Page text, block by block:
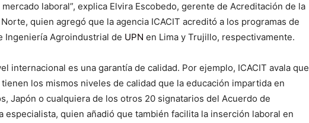
laboral”, explica Elvira Escobedo, gerente de Acreditación de la
quien agregó que la agencia ICACIT acreditó a los programas de
Ingeniería Agroindustrial de UPN en Lima y Trujillo, respectivamente.
internacional es una garantía de calidad. Por ejemplo, ICACIT avala que
los mismos niveles de calidad que la educación impartida en
Japón o cualquiera de los otros 20 signatarios del Acuerdo de
especialista, quien añadió que también facilita la inserción laboral en